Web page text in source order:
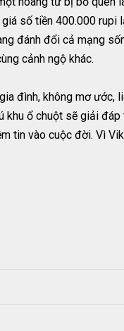
số tiền 400.000
đánh đổi cả mạng
cảnh ngộ khác.
đình, không mơ
khu ổ chuột sẽ giải
tin vào cuộc đời. Vì